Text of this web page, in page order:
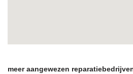
meer aangewezen